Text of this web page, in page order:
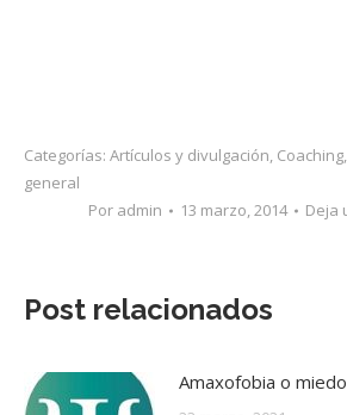
Categorías: Artículos y divulgación, Coaching,
general
Por admin 13 marzo, 2014 Deja
Post relacionados
Amaxofobia o